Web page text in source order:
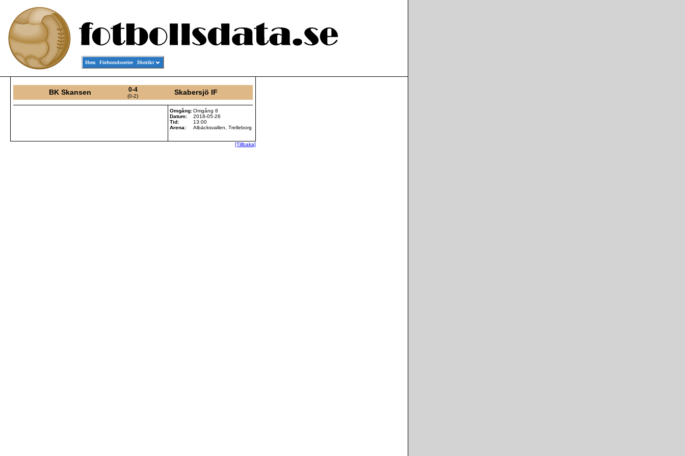
Hem Förbundsserier Distrikt
BK Skansen 0-4
(0-2) Skabersjö IF
Omgång:Omgång 8
Datum:
2018-05-26
Tid:
13:00
Arena:
Albäcksvallen, Trelleborg
[Tillbaka]